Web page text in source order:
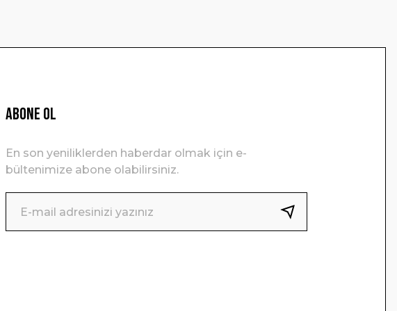
ABONE OL
En son yeniliklerden haberdar olmak için e-
bültenimize abone olabilirsiniz.